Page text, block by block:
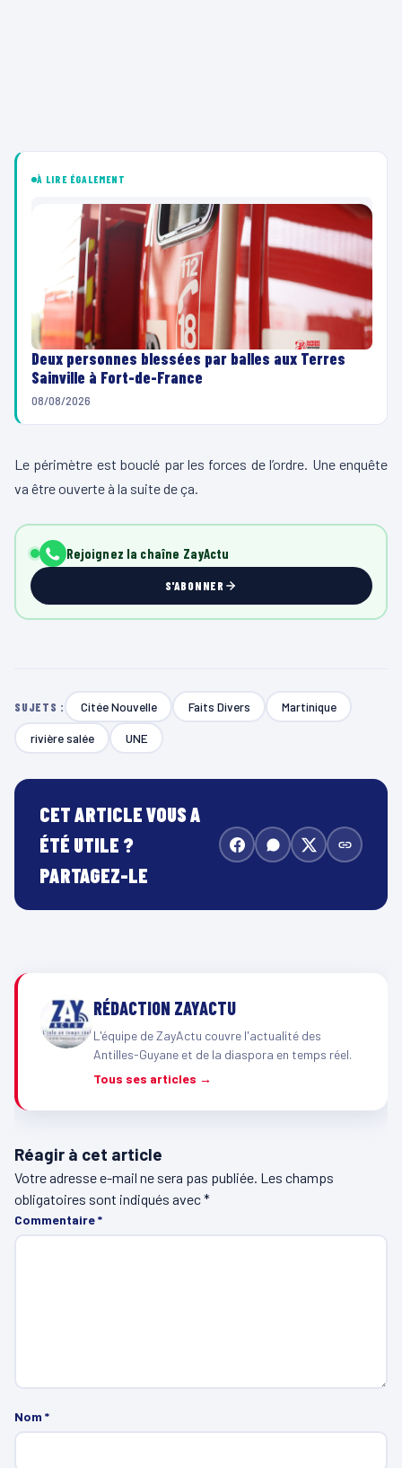
À LIRE ÉGALEMENT
Deux personnes blessées par balles aux Terres
Sainville à Fort-de-France
08/08/2026
Le périmètre est bouclé par les forces de l’ordre. Une enquête
va être ouverte à la suite de ça.
Rejoignez la chaîne ZayActu
S'ABONNER
SUJETS : Citée Nouvelle Faits Divers Martinique
rivière salée UNE
CET ARTICLE VOUS A
ÉTÉ UTILE ?
PARTAGEZ-LE
RÉDACTION ZAYACTU
L'équipe de ZayActu couvre l'actualité des
Antilles-Guyane et de la diaspora en temps réel.
Tous ses articles →
Réagir à cet article
Votre adresse e-mail ne sera pas publiée. Les champs
obligatoires sont indiqués avec*
Commentaire*
Nom *